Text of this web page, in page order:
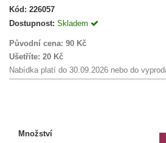
Kód: 226057
Dostupnost: Skladem
Původní cena: 90 Kč
Ušetříte: 20 Kč
Nabídka platí do 30.09.2026 nebo do
Množství